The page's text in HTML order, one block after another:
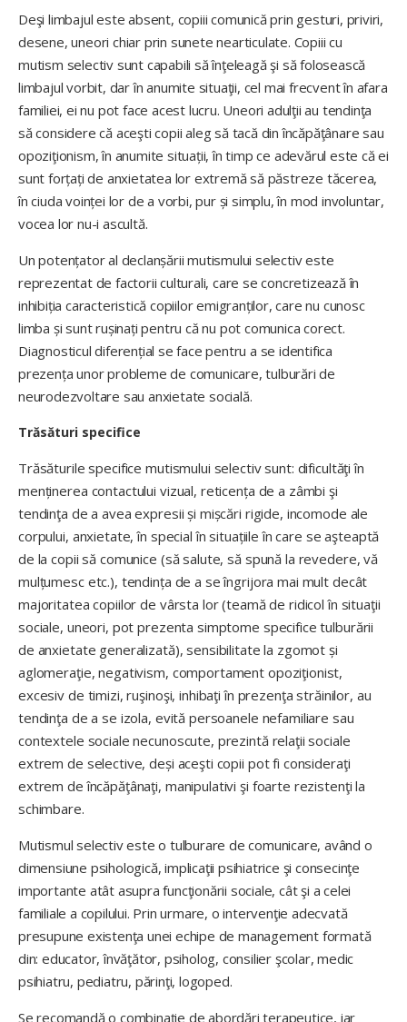
Deşi limbajul este absent, copiii comunică prin gesturi, priviri,
de­sene, uneori chiar prin sunete nearticulate. Copiii cu
mutism selectiv sunt capabili să înţeleagă şi să folosească
limbajul vorbit, dar în anumite situaţii, cel mai frecvent în afara
familiei, ei nu pot face acest lucru. Uneori adulţii au tendinţa
să considere că aceşti copii aleg să tacă din încăpăţânare sau
opoziţionism, în anumite situații, în timp ce adevărul este că ei
sunt forțați de anxietatea lor extremă să păstreze tăcerea,
în ciuda voinței lor de a vorbi, pur și simplu, în mod involuntar,
vocea lor nu-i ascultă.
Un potențator al declanșării mutismului selectiv este
reprezentat de factorii culturali, care se concretizează în
inhibiția caracteristică copiilor emigranților, care nu cunosc
limba și sunt rușinați pentru că nu pot comunica corect.
Diagnosticul diferențial se face pentru a se identifica
prezența unor probleme de comunicare, tulburări de
neurodezvoltare sau anxietate socială.
Trăsături specifice
Trăsăturile specifice mutismului selectiv sunt: dificultăţi în
men­ține­rea contactului vizual, reticen­ța de a zâmbi şi
tendinţa de a avea expresii și mișcări rigide, incomode ale
corpului, anxietate, în special în situațiile în care se aşteaptă
de la copii să comunice (să salute, să spună la revedere, vă
mulțumesc etc.), tendința de a se îngrijora mai mult decât
majoritatea copiilor de vârsta lor (teamă de ridicol în situaţii
sociale, uneori, pot prezenta simptome specifice tulburării
de anxietate generalizată), sensibilitate la zgomot și
aglomeraţie, negativism, comportament opoziţionist,
excesiv de timizi, ruşinoşi, inhibaţi în prezenţa străinilor, au
tendinţa de a se izola, evită persoanele nefamiliare sau
contextele sociale necunoscute, prezintă relaţii sociale
extrem de selective, deși aceşti copii pot fi consideraţi
extrem de încăpăţânaţi, manipulativi şi foarte rezistenţi la
schimbare.
Mutismul selectiv este o tulburare de comunicare, având o
dimensiune psihologică, implicaţii psihiatrice şi consecinţe
importante atât asupra funcţionării sociale, cât şi a celei
familiale a copilului. Prin urmare, o intervenţie adecvată
presupune existenţa unei echipe de management formată
din: educator, învăţător, psiholog, consilier şcolar, medic
psihiatru, pediatru, părinţi, logoped.
Se recomandă o combinație de abordări terapeutice, iar